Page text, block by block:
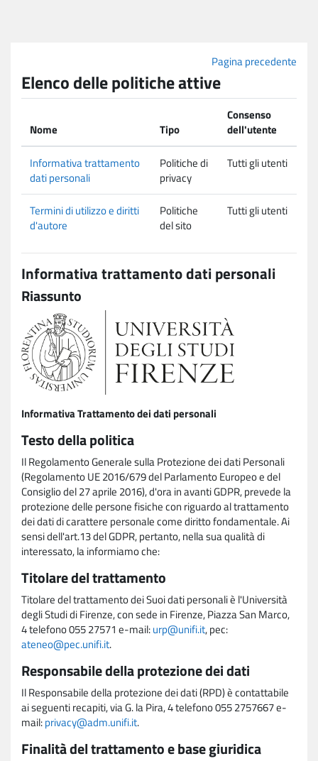
Pagina precedente
Elenco delle politiche attive
Nome Tipo
Consenso
dell'utente
Informativa trattamento
dati personali
Politiche di
privacy
Tutti gli utenti
Termini di utilizzo e diritti
d'autore
Politiche
del sito
Tutti gli utenti
Informativa trattamento dati personali
Riassunto
Informativa Trattamento dei dati personali
Testo della politica
Il Regolamento Generale sulla Protezione dei dati Personali
(Regolamento UE 2016/679 del Parlamento Europeo e del
Consiglio del 27 aprile 2016), d'ora in avanti GDPR, prevede la
protezione delle persone fisiche con riguardo al trattamento
dei dati di carattere personale come diritto fondamentale. Ai
sensi dell'art.13 del GDPR, pertanto, nella sua qualità di
interessato, la informiamo che:
Titolare del trattamento
Titolare del trattamento dei Suoi dati personali è l'Università
degli Studi di Firenze, con sede in Firenze, Piazza San Marco,
4 telefono 055 27571 e-mail:urp@unifi.it, pec:
ateneo@pec.unifi.it.
Responsabile della protezione dei dati
Il Responsabile della protezione dei dati (RPD) è contattabile
ai seguenti recapiti, via G. la Pira, 4 telefono 055 2757667 e-
mail:privacy@adm.unifi.it.
Finalità del trattamento e base giuridica